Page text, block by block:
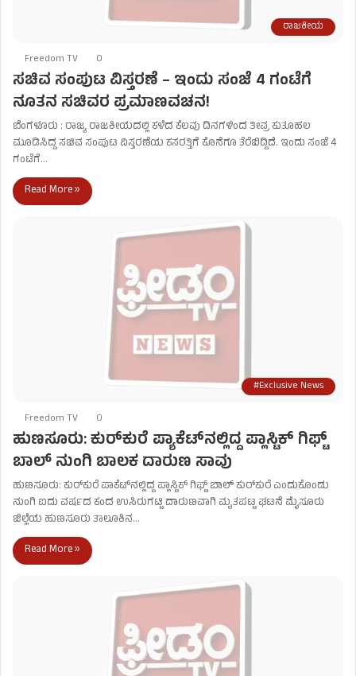
ರಾಜಕೀಯ
Freedom TV 0
ಸಚಿವ ಸಂಪುಟ ವಿಸ್ತರಣೆ – ಇಂದು ಸಂಜೆ 4 ಗಂಟೆಗೆ
ನೂತನ ಸಚಿವರ ಪ್ರಮಾಣವಚನ!
ಬೆಂಗಳೂರು : ರಾಜ್ಯ ರಾಜಕೀಯದಲ್ಲಿ ಕಳೆದ ಕೆಲವು ದಿನಗಳಿಂದ ತೀವ್ರ ಕುತೂಹಲ
ಮೂಡಿಸಿದ್ದ ಸಚಿವ ಸಂಪುಟ ವಿಸ್ತರಣೆಯ ಕಸರತ್ತಿಗೆ ಕೊನೆಗೂ ತೆರೆಬಿದ್ದಿದೆ. ಇಂದು ಸಂಜೆ 4
ಗಂಟೆಗೆ…
Read More »
#Exclusive News
Freedom TV 0
ಹುಣಸೂರು: ಕುರ್‌ಕುರೆ ಪ್ಯಾಕೆಟ್‌ನಲ್ಲಿದ್ದ ಪ್ಲಾಸ್ಟಿಕ್ ಗಿಫ್ಟ್
ಬಾಲ್ ನುಂಗಿ ಬಾಲಕ ದಾರುಣ ಸಾವು
ಹುಣಸೂರು: ಕುರ್‌ಕುರೆ ಪಾಕೆಟ್‌ನಲ್ಲಿದ್ದ ಪ್ಲಾಸ್ಟಿಕ್ ಗಿಫ್ಟ್ ಬಾಲ್ ಕುರ್‌ಕುರೆ ಎಂದುಕೊಂಡು
ನುಂಗಿ ಐದು ವರ್ಷದ ಕಂದ ಉಸಿರುಗಟ್ಟಿ ದಾರುಣವಾಗಿ ಮೃತಪಟ್ಟ ಘಟನೆ ಮೈಸೂರು
ಜಿಲ್ಲೆಯ ಹುಣಸೂರು ತಾಲೂಕಿನ…
Read More »